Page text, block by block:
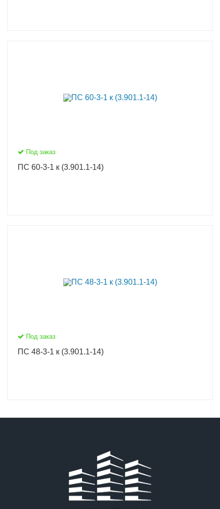
Под заказ
ПС 60-3-1 к (3.901.1-14)
Под заказ
ПС 48-3-1 к (3.901.1-14)